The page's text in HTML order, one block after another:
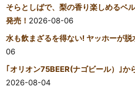
そらとしばで、梨の香り楽しめるベ
発売！ 2026-08-06
水も飲まざるを得ない! ヤッホーが
06
｢オリオン75BEER(ナゴビール）｣か
2026-08-04